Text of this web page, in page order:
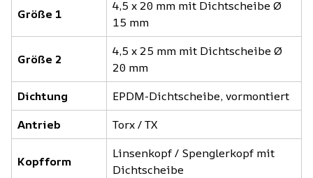
Größe 1
4,5 x 20 mm mit Dichtscheibe Ø
15 mm
Größe 2
4,5 x 25 mm mit Dichtscheibe Ø
20 mm
Dichtung
EPDM-Dichtscheibe, vormontiert
Antrieb
Torx / TX
Kopfform
Linsenkopf / Spenglerkopf mit
Dichtscheibe